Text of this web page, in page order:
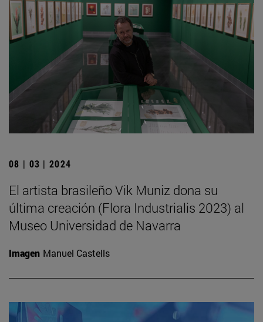
08 | 03 | 2024
El artista brasileño Vik Muniz dona su
última creación (Flora Industrialis 2023) al
Museo Universidad de Navarra
Imagen Manuel Castells